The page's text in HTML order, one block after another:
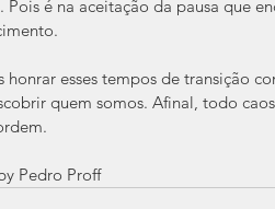
Pois é na aceitação da pausa que
honrar esses tempos de transição
quem somos. Afinal, todo
Pedro Proff